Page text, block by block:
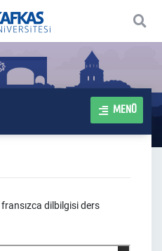
MENÜ
fransızca dilbilgisi ders